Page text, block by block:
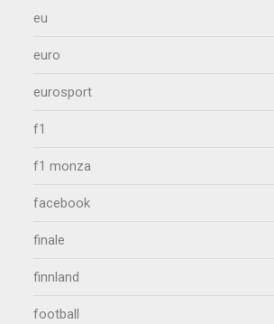
eu
euro
eurosport
f1
f1 monza
facebook
finale
finnland
football